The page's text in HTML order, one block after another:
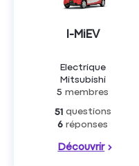
I-MiEV
Electrique
Mitsubishi
5 membres
51 questions
6 réponses
Découvrir